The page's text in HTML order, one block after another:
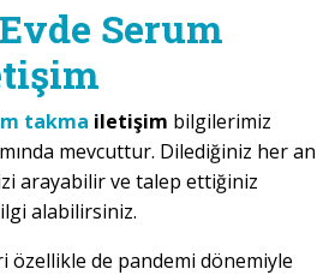
Serum
takma iletişim bilgilerimiz
mevcuttur. Dilediğiniz her an
arayabilir ve talep ettiğiniz
alabilirsiniz.
özellikle de pandemi dönemiyle